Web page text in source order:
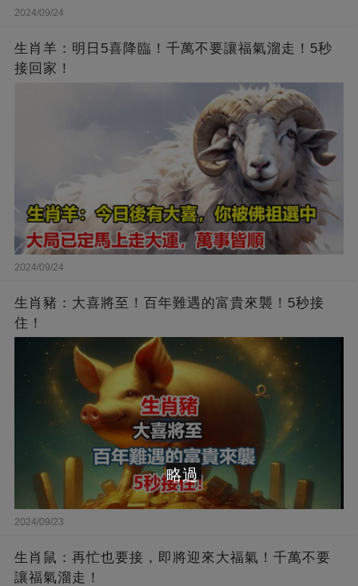
2024/09/24
生肖羊：明日5喜降臨！千萬不要讓福氣溜走！5秒
接回家！
2024/09/24
生肖豬：大喜將至！百年難遇的富貴來襲！5秒接
住！
2024/09/23
生肖鼠：再忙也要接，即將迎來大福氣！千萬不要
讓福氣溜走！
略過